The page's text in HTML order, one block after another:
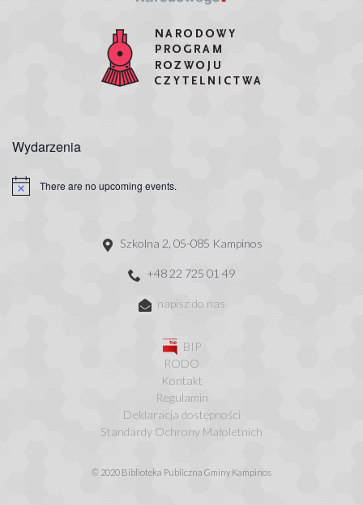
Wydarzenia
There are no upcoming events.
Szkolna 2, 05-085 Kampinos
+48 22 725 01 49
napisz do nas
BIP
RODO
Kontakt
Regulamin
Deklaracja dostępności
Standardy Ochrony Małoletnich
© 2020 Biblioteka Publiczna Gminy Kampinos